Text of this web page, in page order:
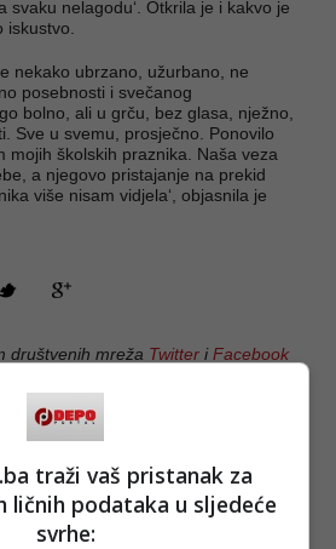
nelagodu‘. Otkrila je i kakvo je
nekako ubrzano, užurbano, ne
posebnosti i svečanog
bolno, ali u grču, bez glasa, nježno,
Sve u svemu, prosječno. Ponovilo
mojih školskih praznika. Naša veza
a njegovo pristajanje na prekid
više nisam vidjela‘, objasnila je
društvenih mreža Twitter iFacebook
traži vaš pristanak za
ličnih podataka u sljedeće
svrhe: